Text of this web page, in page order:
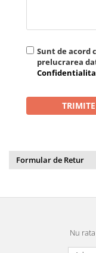
Echipamente de
Sunt de acord
prelucrarea
Formular de Retur
Nu